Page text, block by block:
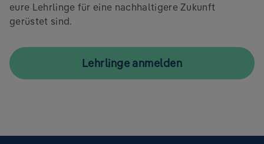
eure Lehrlinge für eine nachhaltigere Zukunft
gerüstet sind.
Lehrlinge anmelden